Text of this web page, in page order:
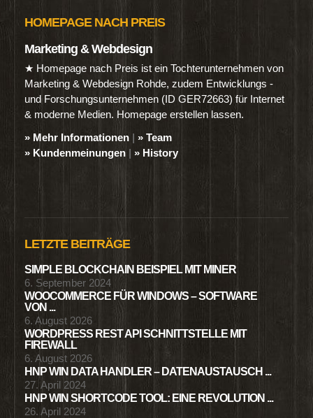
HOMEPAGE NACH PREIS
Marketing & Webdesign
★ Homepage nach Preis ist ein Tochterunternehmen von
Marketing & Webdesign Rohde, zudem Entwicklungs -
und Forschungsunternehmen (ID GER72663) für Internet
& moderne Medien. Homepage erstellen lassen.
» Mehr Informationen | » Team
» Kundenmeinungen | » History
LETZTE BEITRÄGE
SIMPLE BLOCKCHAIN BEISPIEL MIT MINER
6. September 2024
WOOCOMMERCE FÜR WINDOWS – SOFTWARE
VON ...
6. August 2026
WORDPRESS REST API SCHNITTSTELLE MIT
FIREWALL
6. August 2026
HNP WIN DATA HANDLER – DATENAUSTAUSCH ...
27. April 2024
HNP WIN SHORTCODE TOOL: EINE REVOLUTION ...
26. April 2024